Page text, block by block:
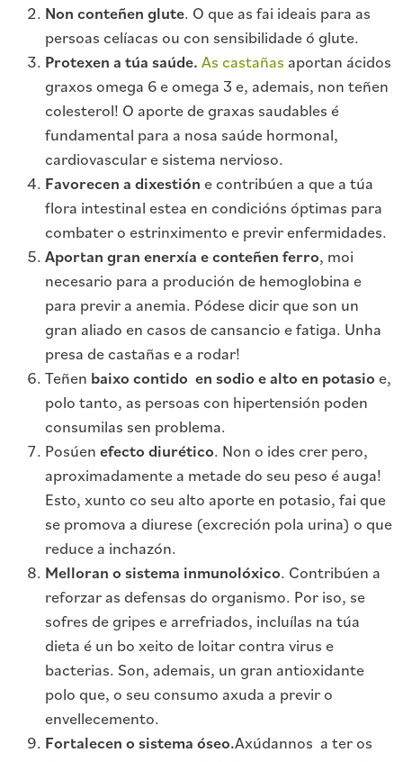
Non conteñen glute. O que as fai ideais para as
persoas celíacas ou con sensibilidade ó glute.
Protexen a túa saúde. As castañas aportan ácidos
graxos omega 6 e omega 3 e, ademais, non teñen
colesterol! O aporte de graxas saudables é
fundamental para a nosa saúde hormonal,
cardiovascular e sistema nervioso.
Favorecen a dixestión e contribúen a que a túa
flora intestinal estea en condicións óptimas para
combater o estrinximento e previr enfermidades.
Aportan gran enerxía e conteñen ferro, moi
necesario para a produción de hemoglobina e
para previr a anemia. Pódese dicir que son un
gran aliado en casos de cansancio e fatiga. Unha
presa de castañas e a rodar!
Teñen baixo contido en sodio e alto en potasio e,
polo tanto, as persoas con hipertensión poden
consumilas sen problema.
Posúen efecto diurético. Non o ides crer pero,
aproximadamente a metade do seu peso é auga!
Esto, xunto co seu alto aporte en potasio, fai que
se promova a diurese (excreción pola urina) o que
reduce a inchazón.
Melloran o sistema inmunolóxico. Contribúen a
reforzar as defensas do organismo. Por iso, se
sofres de gripes e arrefriados, incluílas na túa
dieta é un bo xeito de loitar contra virus e
bacterias. Son, ademais, un gran antioxidante
polo que, o seu consumo axuda a previr o
envellecemento.
Fortalecen o sistema óseo.Axúdannos a ter os